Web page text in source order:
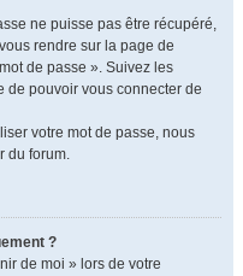
ne puisse pas être récupéré,
rendre sur la page de
de passe ». Suivez les
de pouvoir vous connecter de
votre mot de passe, nous
du forum.
?
de moi » lors de votre